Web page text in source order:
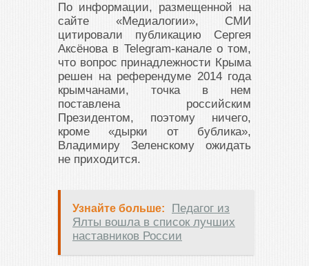
По информации, размещенной на
сайте «Медиалогии», СМИ
цитировали публикацию Сергея
Аксёнова в Telegram-канале о том,
что вопрос принадлежности Крыма
решен на референдуме 2014 года
крымчанами, точка в нем
поставлена российским
Президентом, поэтому ничего,
кроме «дырки от бублика»,
Владимиру Зеленскому ожидать
не приходится.
Узнайте больше:
Педагог из
Ялты вошла в список лучших
наставников России